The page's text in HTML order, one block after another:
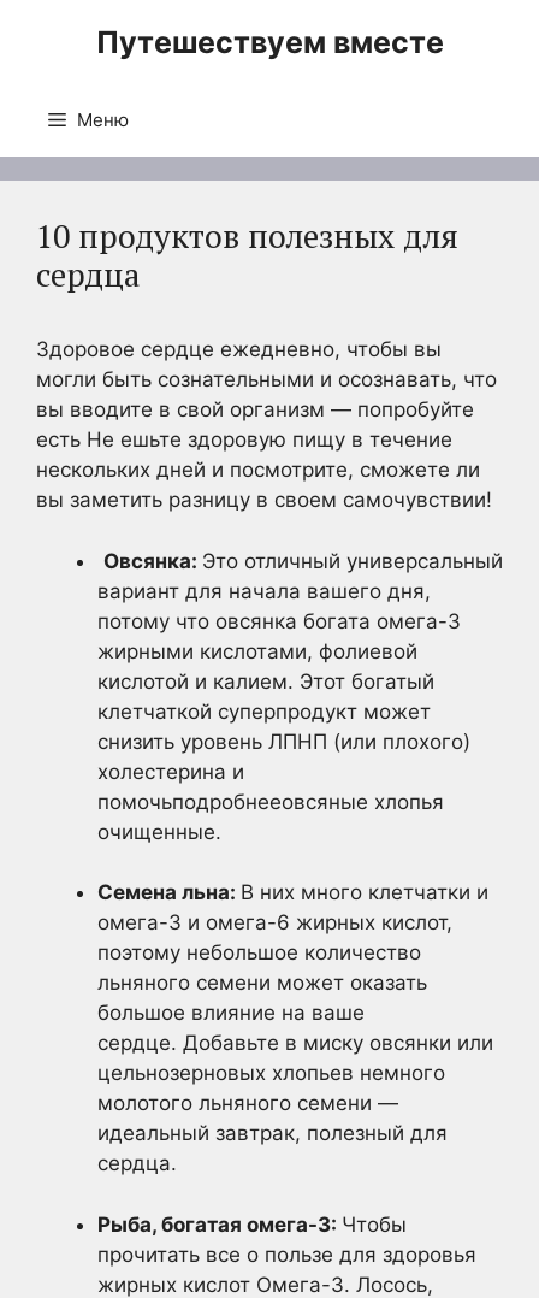
Путешествуем вместе
Меню
10 продуктов полезных для
сердца
Здоровое сердце ежедневно, чтобы вы
могли быть сознательными и осознавать, что
вы вводите в свой организм — попробуйте
есть Hе ешьте здоровую пищу в течение
нескольких дней и посмотрите, сможете ли
вы заметить разницу в своем самочувствии!
Овсянка: Это отличный универсальный
вариант для начала вашего дня,
потому что овсянка богата омега-3
жирными кислотами, фолиевой
кислотой и калием. Этот богатый
клетчаткой суперпродукт может
снизить уровень ЛПНП (или плохого)
холестерина и
помочьподробнееовсяные хлопья
очищенные.
Семена льна: В них много клетчатки и
омега-3 и омега-6 жирных кислот,
поэтому небольшое количество
льняного семени может оказать
большое влияние на ваше
сердце. Добавьте в миску овсянки или
цельнозерновых хлопьев немного
молотого льняного семени —
идеальный завтрак, полезный для
сердца.
Рыба, богатая омега-3: Чтобы
прочитать все о пользе для здоровья
жирных кислот Омега-3. Лосось,